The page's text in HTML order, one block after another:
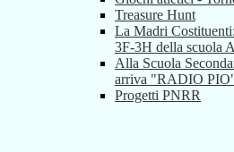
Treasure Hunt
La Madri
3F-3H della scuola
Alla Scuola
arriva "RADIO
Progetti PNRR